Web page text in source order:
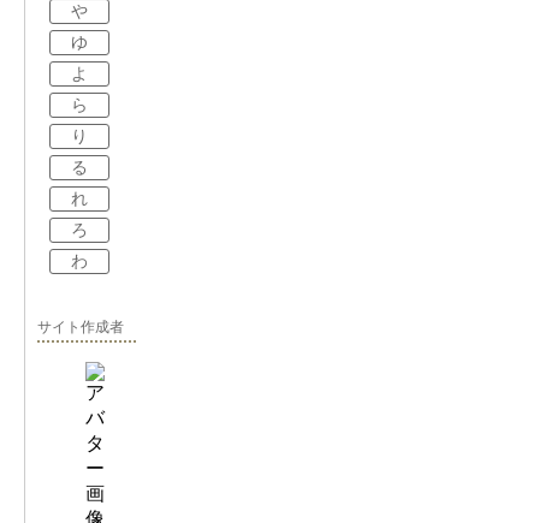
や
ゆ
よ
ら
り
る
れ
ろ
わ
サイト作成者